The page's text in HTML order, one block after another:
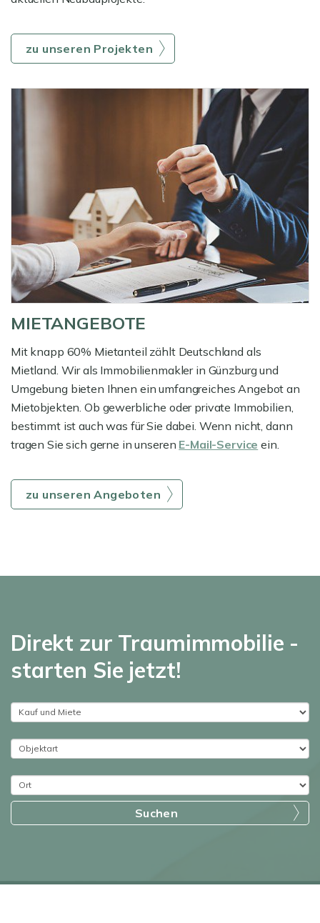
zu unseren Projekten
MIETANGEBOTE
Mit knapp 60% Mietanteil zählt Deutschland als
Mietland. Wir als Immobilienmakler in Günzburg und
Umgebung bieten Ihnen ein umfangreiches Angebot an
Mietobjekten. Ob gewerbliche oder private Immobilien,
bestimmt ist auch was für Sie dabei. Wenn nicht, dann
tragen Sie sich gerne in unseren E-Mail-Service ein.
zu unseren Angeboten
Direkt zur Traumimmobilie -
starten Sie jetzt!
Suchen